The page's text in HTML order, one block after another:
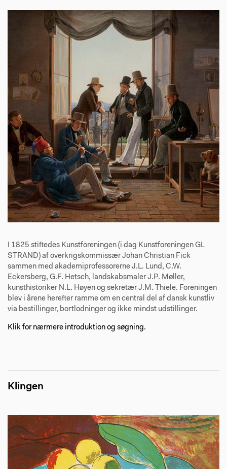
I 1825 stiftedes Kunstforeningen (i dag Kunstforeningen GL
STRAND) af overkrigskommissær Johan Christian Fick
sammen med akademiprofessorerne J.L. Lund, C.W.
Eckersberg, G.F. Hetsch, landskabsmaler J.P. Møller,
kunsthistoriker N.L. Høyen og sekretær J.M. Thiele. Foreningen
blev i årene herefter ramme om en central del af dansk kunstliv
via bestillinger, bortlodninger og ikke mindst udstillinger.
Klik for nærmere introduktion og søgning.
Klingen